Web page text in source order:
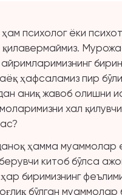
психолог ёки
ҳафсаламиз пир
аниқ жавоб олишни
хал
ҳамма муаммолар
китоб бўлса
биримизнинг
бўлган муаммолар